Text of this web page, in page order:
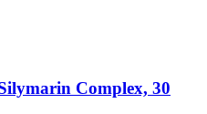
Complex, 30